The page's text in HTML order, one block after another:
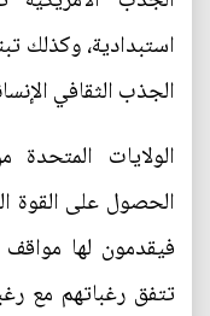
استبدادية، وكذلك
الجذب الثقافي
الولايات
الحصول على القوة
فيقدمون لها مواقف
تتفق رغباتهم مع